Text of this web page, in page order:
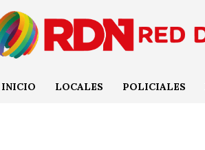
INICIO LOCALES POLICIALES